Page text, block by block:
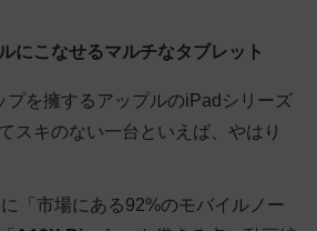
にこなせるマルチなタブレット
プを擁するアップルのiPadシリーズ
スキのない一台といえば、やはり
「市場にある92%のモバイルノー